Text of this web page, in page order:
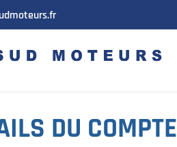
DU COMPTE